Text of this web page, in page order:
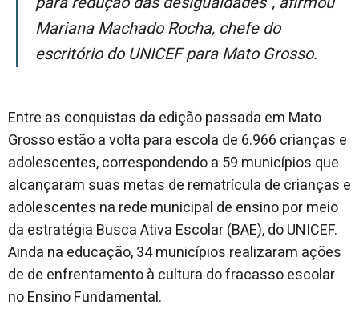
Mariana Machado Rocha, chefe do
escritório do UNICEF para Mato Grosso.
Entre as conquistas da edição passada em Mato
Grosso estão a volta para escola de 6.966 crianças e
adolescentes, correspondendo a 59 municípios que
alcançaram suas metas de rematrícula de crianças e
adolescentes na rede municipal de ensino por meio
da estratégia Busca Ativa Escolar (BAE), do UNICEF.
Ainda na educação, 34 municípios realizaram ações
de de enfrentamento à cultura do fracasso escolar
no Ensino Fundamental.